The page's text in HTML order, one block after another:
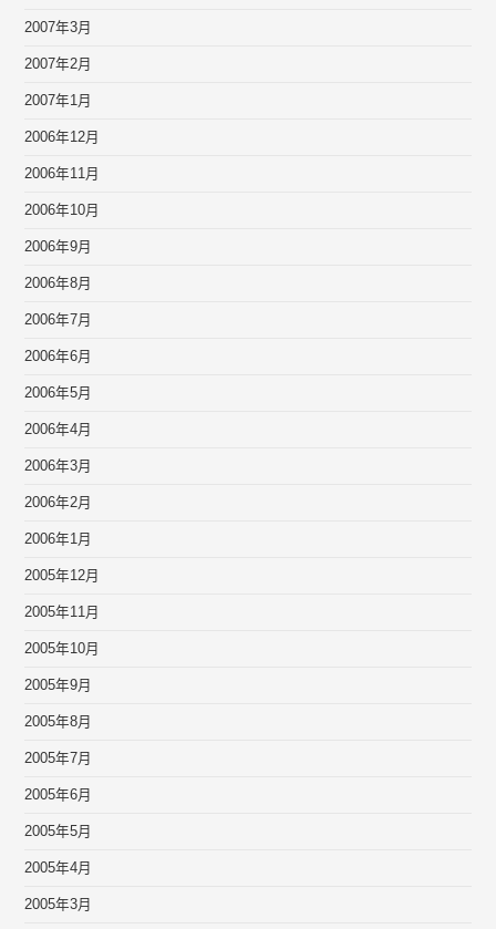
2007年3月
2007年2月
2007年1月
2006年12月
2006年11月
2006年10月
2006年9月
2006年8月
2006年7月
2006年6月
2006年5月
2006年4月
2006年3月
2006年2月
2006年1月
2005年12月
2005年11月
2005年10月
2005年9月
2005年8月
2005年7月
2005年6月
2005年5月
2005年4月
2005年3月